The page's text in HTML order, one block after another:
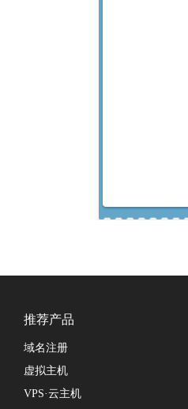
推荐产品
域名注册
虚拟主机
VPS·云主机